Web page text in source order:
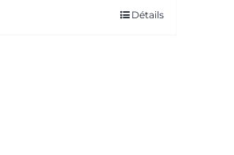
Détails